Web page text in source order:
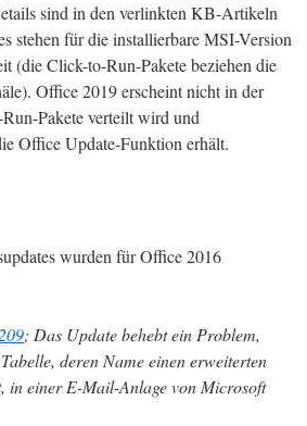
sind in den verlinkten KB-Artikeln
stehen für die installierbare MSI-Version
(die Click-to-Run-Pakete beziehen die
Office 2019 erscheint nicht in der
Pakete verteilt wird und
Office Update-Funktion erhält.
wurden für Office 2016
; Das Update behebt ein Problem,
deren Name einen erweiterten
in einer E-Mail-Anlage von Microsoft